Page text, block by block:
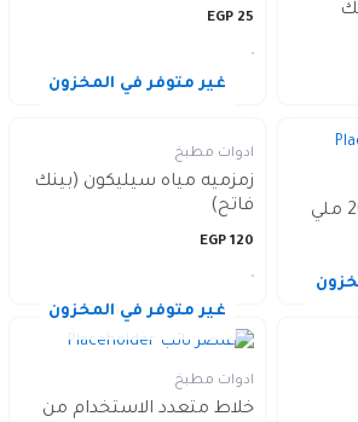
25
EGP
غير متوفر في المخزون
ادوات مطبخ
زمزميه مياه سيليكون (بينك
فاتح)
120
EGP
غير متوفر في المخزون
ادوات مطبخ
خلاط متعدد الاستخدام من